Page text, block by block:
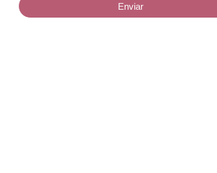
Enviar